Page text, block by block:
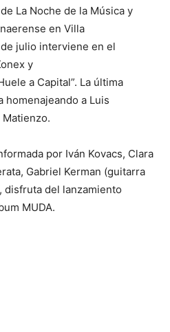
La Noche de la Música y
en Villa
julio interviene en el
y
a Capital”. La última
homenajeando a Luis
por Iván Kovacs, Clara
Gabriel Kerman (guitarra
disfruta del lanzamiento
MUDA.